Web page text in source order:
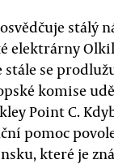
stálý
elektrárny
stále se
komise
Point C.
pomoc
které je